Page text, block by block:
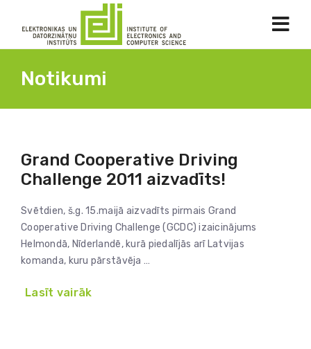
Notikumi
Grand Cooperative Driving
Challenge 2011 aizvadīts!
Svētdien, š.g. 15.maijā aizvadīts pirmais Grand
Cooperative Driving Challenge (GCDC) izaicinājums
Helmondā, Nīderlandē, kurā piedalījās arī Latvijas
komanda, kuru pārstāvēja …
Lasīt vairāk